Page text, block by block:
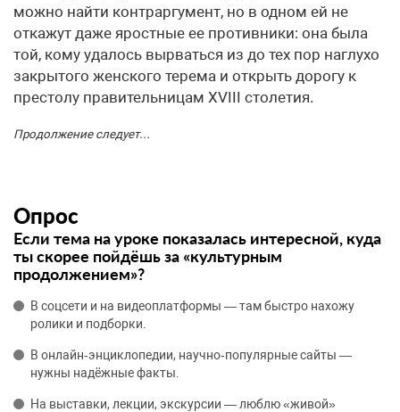
можно найти контраргумент, но в одном ей не
откажут даже яростные ее противники: она была
той, кому удалось вырваться из до тех пор наглухо
закрытого женского терема и открыть дорогу к
престолу правительницам XVIII столетия.
Продолжение следует…
Опрос
Если тема на уроке показалась интересной, куда
ты скорее пойдёшь за «культурным
продолжением»?
В соцсети и на видеоплатформы — там быстро нахожу
ролики и подборки.
В онлайн‑энциклопедии, научно‑популярные сайты —
нужны надёжные факты.
На выставки, лекции, экскурсии — люблю «живой»